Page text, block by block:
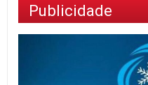
Publicidade